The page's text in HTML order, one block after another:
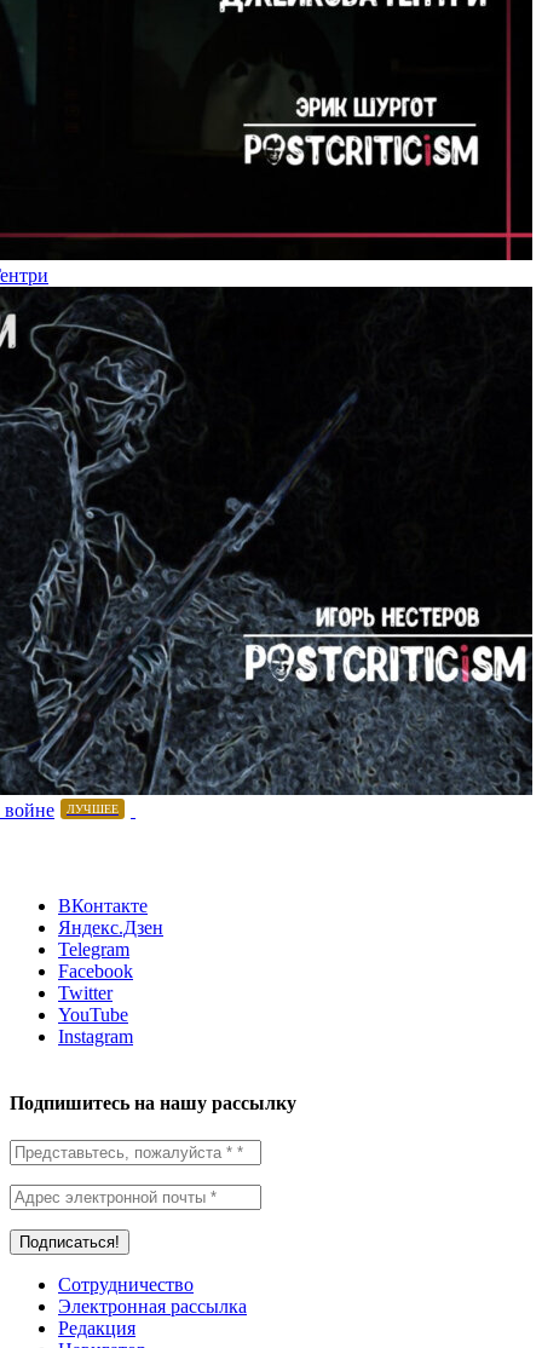
ЛУЧШЕЕ
ВКонтакте
Яндекс.Дзен
Telegram
Facebook
Twitter
YouTube
Instagram
Подпишитесь на нашу рассылку
Сотрудничество
Электронная рассылка
Редакция